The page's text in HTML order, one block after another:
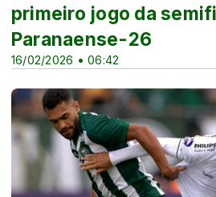
16/02/2026 • 06:42
primeiro jogo da
Paranaense-26